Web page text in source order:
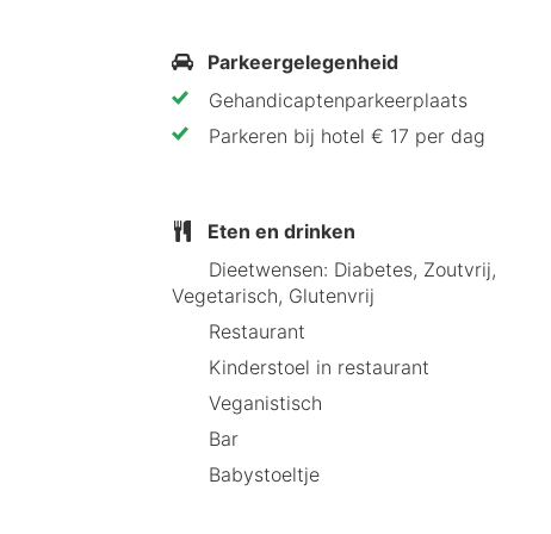
Het Hotel Magdeburg City Center by
Dankzij de centrale ligging is het
Parkeergelegenheid
Gehandicaptenparkeerplaats
Parkeren bij hotel € 17 per dag
Eten en drinken
Vegetarisch, Glutenvrij
Restaurant
Kinderstoel in restaurant
Veganistisch
Bar
Babystoeltje